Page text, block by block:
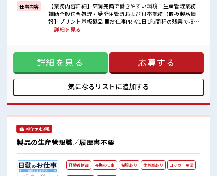
■職場の雰囲気
20代の若い世代がたくさん活躍中の活気ある職場！
休憩室で楽しくおしゃべり！
ストレス解消☆
仕事内容
【業務内容詳細】空調完備で働きやすい環境！生産管理業務
補助全般伝票処理・受発注管理および付帯業務【取扱製品情
報】プリント基板製品 ■お仕事PR ≪1日1時間程の残業で収入
アップ≫ 残業は月20時間未満で、 ほどよく稼げます♪ ≪ラク
不安だけど、 しっかり働く環境が整っています！ イチからス
キルUP・ステップUP目指していきましょう！ ≪収入アップ
を目指せる≫ 高時給だらけの派遣のお仕事です！ ■職場の雰
囲気 20代の若い世代がたくさん活躍中の活気ある職場！ 休憩
室で楽しくおしゃべり！ ストレス解消☆ 職場にはロッカー完
備！ 私物の置きすぎには注意が必要ですね★
…詳細を見る
詳細を見る 応募する
気になるリストに追加する
紹介予定派遣
製品の生産管理職／履歴書不要
経験者歓迎 長期の仕事 制服あり 休憩室あり ロッカー完備